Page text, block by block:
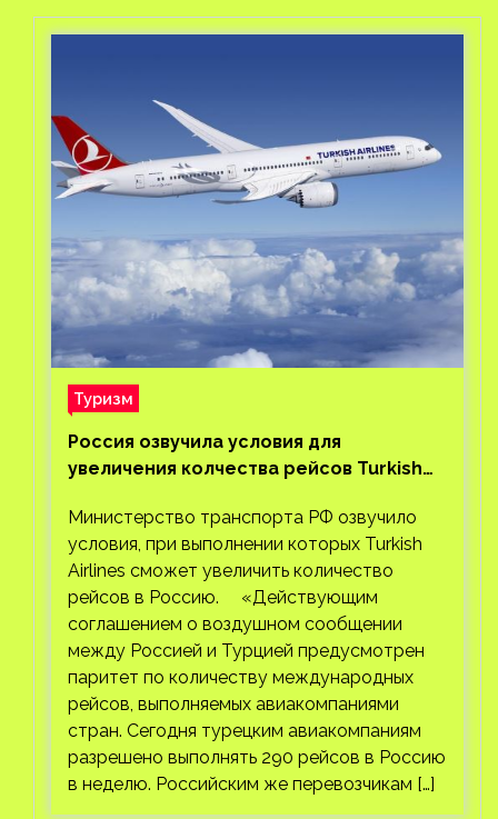
Туризм
Россия озвучила условия для
увеличения колчества рейсов Turkish
Министерство транспорта РФ озвучило
условия, при выполнении которых Turkish
Airlines сможет увеличить количество
рейсов в Россию. «Действующим
соглашением о воздушном сообщении
между Россией и Турцией предусмотрен
паритет по количеству международных
рейсов, выполняемых авиакомпаниями
стран. Сегодня турецким авиакомпаниям
разрешено выполнять 290 рейсов в Россию
в неделю. Российским же перевозчикам […]